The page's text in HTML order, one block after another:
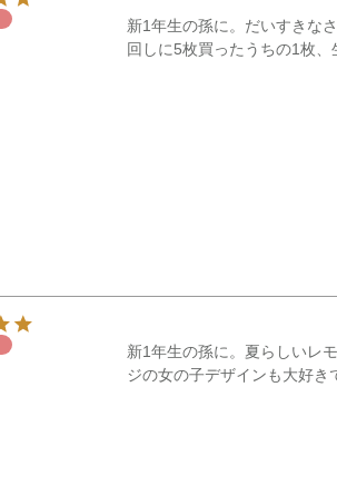
新1年生の孫に。だいすきな
回しに5枚買ったうちの1枚
新1年生の孫に。夏らしいレ
ジの女の子デザインも大好き